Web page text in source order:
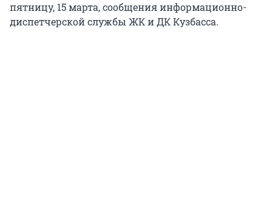
пятницу, 15 марта, сообщения информационно-
диспетчерской службы ЖК и ДК Кузбасса.